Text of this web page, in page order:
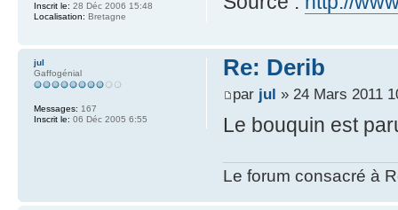
Inscrit le: 28 Déc 2006 15:48
Localisation: Bretagne
Re: Derib
par jul » 24 Mars 2011
Le bouquin est
Le forum consacré à
jul
Gaffogénial
Messages: 167
Inscrit le: 06 Déc 2005 6:55